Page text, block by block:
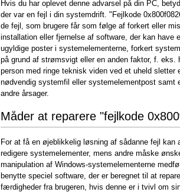
Hvis du har oplevet denne advarsel på din PC,
der var en fejl i din systemdrift. "Fejlkode
de fejl, som brugere får som følge af forkert eller
installation eller fjernelse af software, der kan have
ugyldige poster i systemelementerne, forkert
på grund af strømsvigt eller en anden faktor, f. eks.
person med ringe teknisk viden ved et uheld sletter
nødvendig systemfil eller systemelementpost samt
andre årsager.
Måder at reparere "fejlkode
For at få en øjeblikkelig løsning af sådanne fejl kan
redigere systemelementer, mens andre måske
manipulation af Windows-systemelementerne
benytte speciel software, der er beregnet til at
færdigheder fra brugeren, hvis denne er i tvivl om